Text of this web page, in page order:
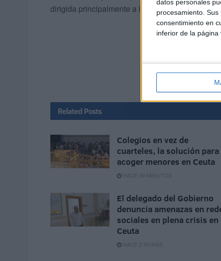
datos personales
procesamiento.
consentimiento en
inferior de la página
dirigida principalmente a lectores no
Related Posts
Colegios en vez de
cuarteles, la solución para
acoger menores en Ceuta
HACE 49 MINUTOS
El delegado del Gobierno
denuncia amenazas en
sociales en plena crisis en
Ceuta
HACE 2 HORAS